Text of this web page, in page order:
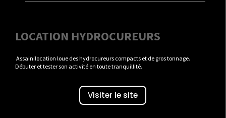
LOCATION HYDROCUREURS
Assainilocation loue des hydrocureurs compacts et de gros tonnage.
Débuter et tester son activité en toute tranquillité.
Visiter le site